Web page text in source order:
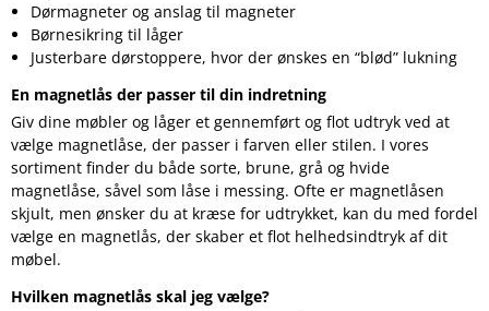
Dørmagneter og anslag til magneter
Børnesikring til låger
Justerbare dørstoppere, hvor der ønskes en “blød” lukning
En magnetlås der passer til din indretning
Giv dine møbler og låger et gennemført og flot udtryk ved at
vælge magnetlåse, der passer i farven eller stilen. I vores
sortiment finder du både sorte, brune, grå og hvide
magnetlåse, såvel som låse i messing. Ofte er magnetlåsen
skjult, men ønsker du at kræse for udtrykket, kan du med fordel
vælge en magnetlås, der skaber et flot helhedsindtryk af dit
møbel.
Hvilken magnetlås skal jeg vælge?